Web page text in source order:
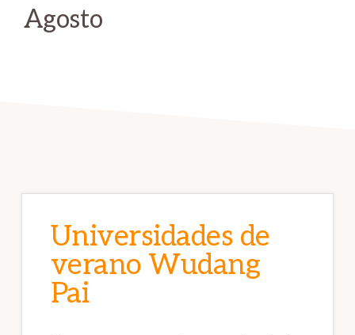
Agosto
Universidades de
verano Wudang
Pai